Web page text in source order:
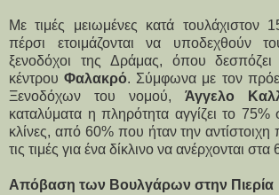
Με τιμές μειωμένες κατά τουλάχιστον
πέρσι ετοιμάζονται να υποδεχθούν
ξενοδόχοι της Δράμας, όπου δεσπόζει
κέντρουΦαλακρό. Σύμφωνα με τον
Ξενοδόχων του νομού, Άγγελο
καταλύματα η πληρότητα αγγίζει το 75%
κλίνες, από 60% που ήταν την αντίστοιχη
τις τιμές για ένα δίκλινο να ανέρχονται
Απόβαση των Βουλγάρων στην Πιερία